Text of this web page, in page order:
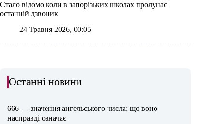
Стало відомо коли в запорізьких школах пролунає
останній дзвоник
24 Травня 2026, 00:05
Останні новини
666 — значення ангельського числа: що воно
насправді означає